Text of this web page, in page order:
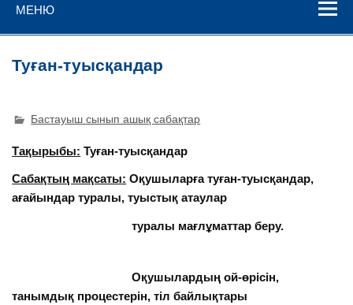
МЕНЮ
Туған-туысқандар
Бастауыш сынып ашық сабақтар
Тақырыбы: Туған-туысқандар
Сабақтың мақсаты: Оқушыларға туған-туысқандар,
ағайындар туралы, туыстық атаулар
туралы мағлұматтар беру.
Оқушылардың ой-өрісін,
танымдық процестерін, тіл байлықтары